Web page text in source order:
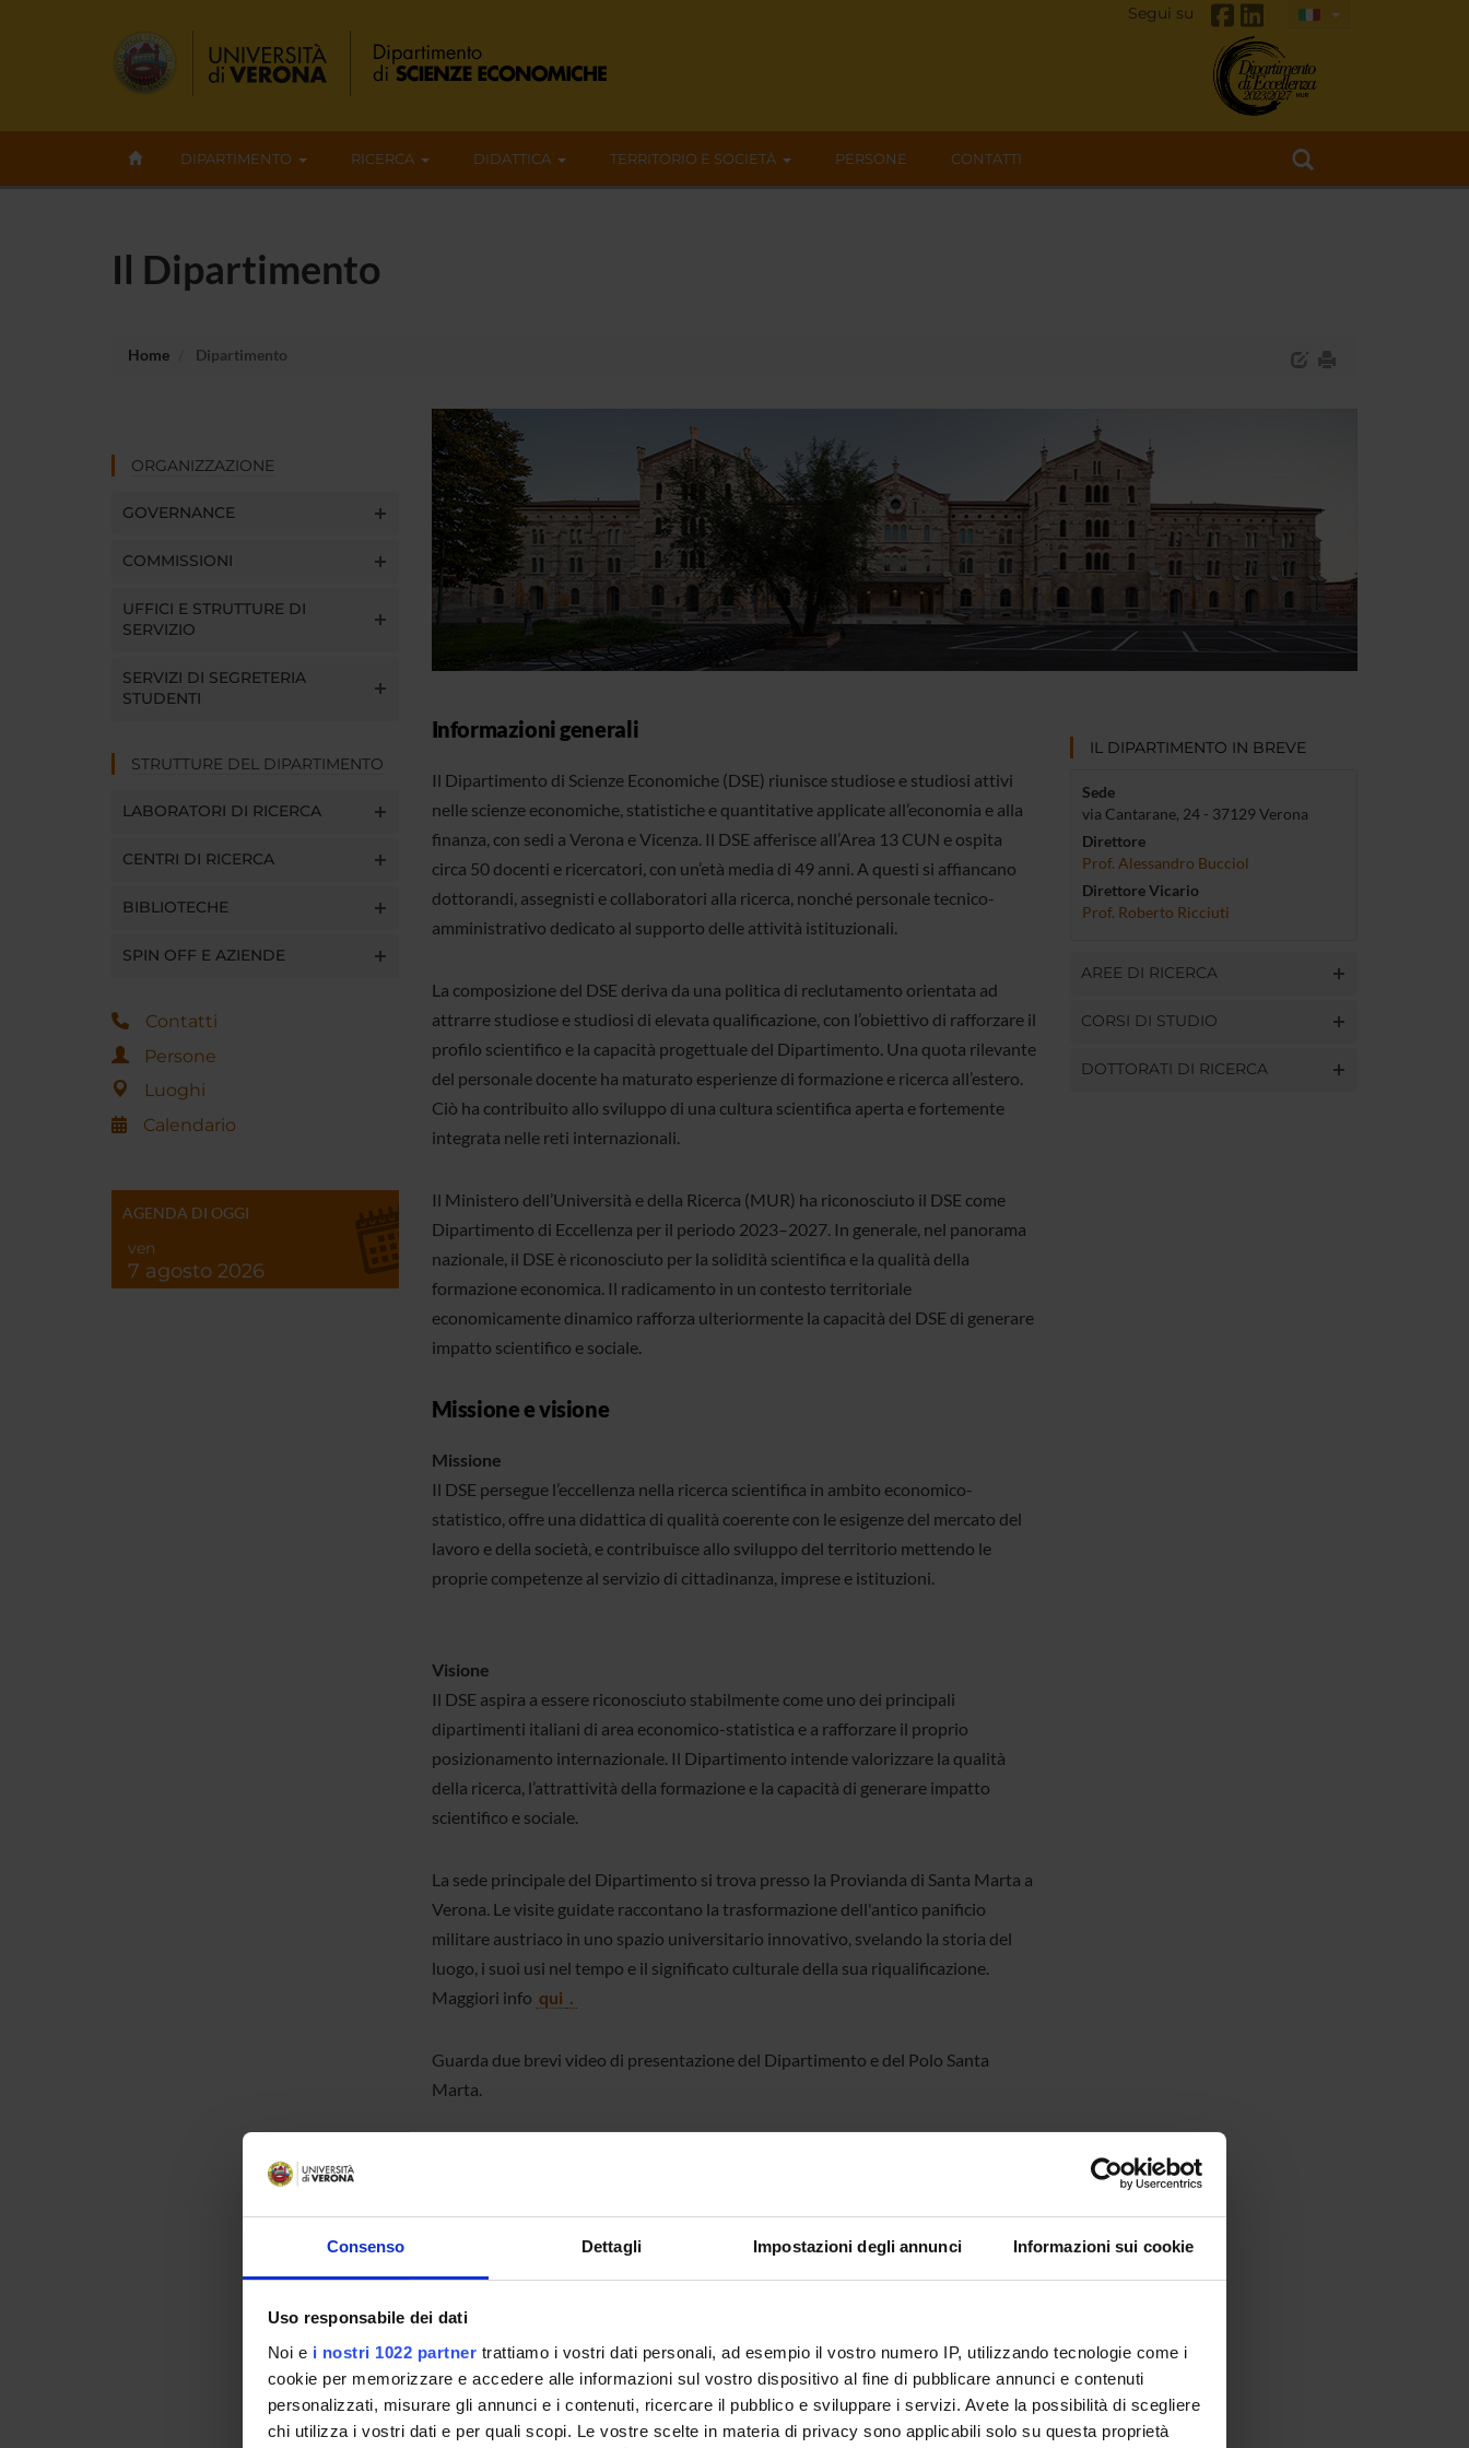
Consenso Dettagli Impostazioni degli annunci Informazioni sui cookie
Uso responsabile dei dati
Noi e i nostri 1022 partner trattiamo i vostri dati personali, ad esempio il vostro numero IP, utilizzando tecnologie come i
cookie per memorizzare e accedere alle informazioni sul vostro dispositivo al fine di pubblicare annunci e contenuti
personalizzati, misurare gli annunci e i contenuti, ricercare il pubblico e sviluppare i servizi. Avete la possibilità di scegliere
chi utilizza i vostri dati e per quali scopi. Le vostre scelte in materia di privacy sono applicabili solo su questa proprietà
Segui su
DIPARTIMENTO RICERCA DIDATTICA TERRITORIO E SOCIETÀ PERSONE CONTATTI
Il Dipartimento
Home Dipartimento
ORGANIZZAZIONE
GOVERNANCE
COMMISSIONI
UFFICI E STRUTTURE DI
SERVIZIO
SERVIZI DI SEGRETERIA
STUDENTI
STRUTTURE DEL DIPARTIMENTO
LABORATORI DI RICERCA
CENTRI DI RICERCA
BIBLIOTECHE
SPIN OFF E AZIENDE
Contatti
Persone
Luoghi
Calendario
AGENDA DI OGGI
ven
7 agosto 2026
Informazioni generali
Il Dipartimento di Scienze Economiche (DSE) riunisce studiose e studiosi attivi
nelle scienze economiche, statistiche e quantitative applicate all’economia e alla
finanza, con sedi a Verona e Vicenza. Il DSE afferisce all’Area 13 CUN e ospita
circa 50 docenti e ricercatori, con un’età media di 49 anni. A questi si affiancano
dottorandi, assegnisti e collaboratori alla ricerca, nonché personale tecnico-
amministrativo dedicato al supporto delle attività istituzionali.
La composizione del DSE deriva da una politica di reclutamento orientata ad
attrarre studiose e studiosi di elevata qualificazione, con l’obiettivo di rafforzare il
profilo scientifico e la capacità progettuale del Dipartimento. Una quota rilevante
del personale docente ha maturato esperienze di formazione e ricerca all’estero.
Ciò ha contribuito allo sviluppo di una cultura scientifica aperta e fortemente
integrata nelle reti internazionali.
Il Ministero dell’Università e della Ricerca (MUR) ha riconosciuto il DSE come
Dipartimento di Eccellenza per il periodo 2023–2027. In generale, nel panorama
nazionale, il DSE è riconosciuto per la solidità scientifica e la qualità della
formazione economica. Il radicamento in un contesto territoriale
economicamente dinamico rafforza ulteriormente la capacità del DSE di generare
impatto scientifico e sociale.
Missione e visione
Missione
Il DSE persegue l’eccellenza nella ricerca scientifica in ambito economico-
statistico, offre una didattica di qualità coerente con le esigenze del mercato del
lavoro e della società, e contribuisce allo sviluppo del territorio mettendo le
proprie competenze al servizio di cittadinanza, imprese e istituzioni.
Visione
Il DSE aspira a essere riconosciuto stabilmente come uno dei principali
dipartimenti italiani di area economico-statistica e a rafforzare il proprio
posizionamento internazionale. Il Dipartimento intende valorizzare la qualità
della ricerca, l’attrattività della formazione e la capacità di generare impatto
scientifico e sociale.
La sede principale del Dipartimento si trova presso la Provianda di Santa Marta a
Verona. Le visite guidate raccontano la trasformazione dell'antico panificio
militare austriaco in uno spazio universitario innovativo, svelando la storia del
luogo, i suoi usi nel tempo e il significato culturale della sua riqualificazione.
Maggiori info qui
Guarda due brevi video di presentazione del Dipartimento e del Polo Santa
Marta.
IL DIPARTIMENTO IN BREVE
Sede
via Cantarane, 24 - 37129 Verona
Direttore
Prof. Alessandro Bucciol
Direttore Vicario
Prof. Roberto Ricciuti
AREE DI RICERCA
CORSI DI STUDIO
DOTTORATI DI RICERCA